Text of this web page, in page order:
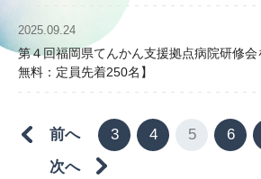
お知らせ
2025.09.24
第４回福岡県てんかん支援拠点病院研修
無料：定員先着250名】
前へ 3 4 5 6
次へ